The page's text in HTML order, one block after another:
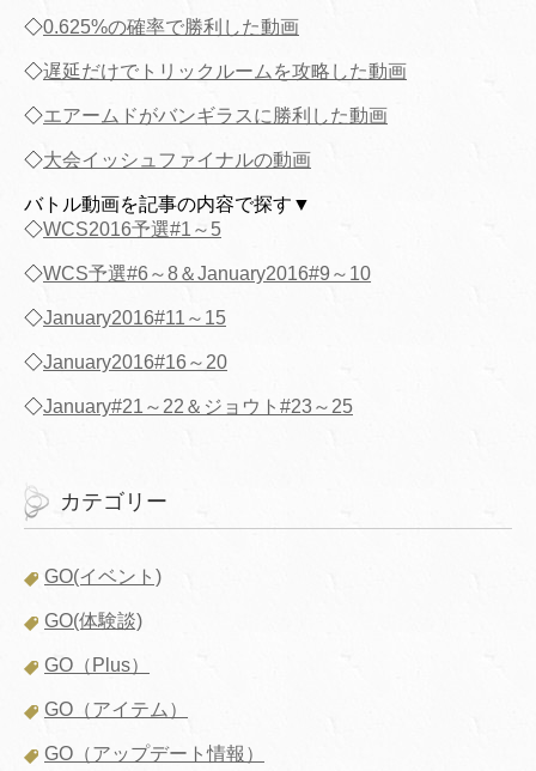
◇0.625%の確率で勝利した動画
◇遅延だけでトリックルームを攻略した動画
◇エアームドがバンギラスに勝利した動画
◇大会イッシュファイナルの動画
バトル動画を記事の内容で探す▼
◇WCS2016予選#1～5
◇WCS予選#6～8＆January2016#9～10
◇January2016#11～15
◇January2016#16～20
◇January#21～22＆ジョウト#23～25
カテゴリー
GO(イベント)
GO(体験談)
GO（Plus）
GO（アイテム）
GO（アップデート情報）